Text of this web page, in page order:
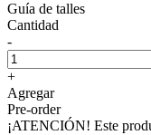
Guía de talles
Cantidad
-
+
Agregar
Pre-order
¡ATENCIÓN! Este